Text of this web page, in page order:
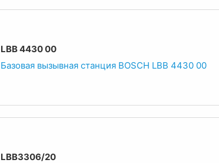
LBB 4430 00
Базовая вызывная станция BOSCH LBB 4430 00
LBB3306/20